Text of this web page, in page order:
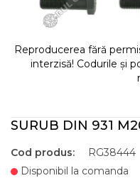
Reproducerea fără
interzisă! Codurile și
SURUB DIN 931
Cod produs:
RG38444
Disponibil la comanda